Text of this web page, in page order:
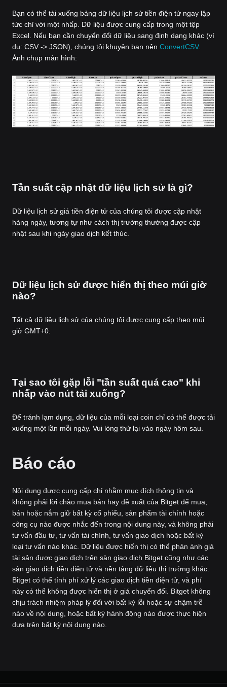
Bạn có thể tải xuống bảng dữ liệu lịch sử tiền điện tử ngay lập
tức chỉ với một nhấp. Dữ liệu được cung cấp trong một tệp
Excel. Nếu bạn cần chuyển đổi dữ liệu sang định dạng khác (ví
dụ: CSV -> JSON), chúng tôi khuyên bạn nên ConvertCSV.
Ảnh chụp màn hình:
Tần suất cập nhật dữ liệu lịch sử là gì?
Dữ liệu lịch sử giá tiền điện tử của chúng tôi được cập nhật
hàng ngày, tương tự như cách thị trường thường được cập
nhật sau khi ngày giao dịch kết thúc.
Dữ liệu lịch sử được hiển thị theo múi giờ
nào?
Tất cả dữ liệu lịch sử của chúng tôi được cung cấp theo múi
giờ GMT+0.
Tại sao tôi gặp lỗi "tần suất quá cao" khi
nhấp vào nút tải xuống?
Để tránh lạm dụng, dữ liệu của mỗi loại coin chỉ có thể được tải
xuống một lần mỗi ngày. Vui lòng thử lại vào ngày hôm sau.
Báo cáo
Nội dung được cung cấp chỉ nhằm mục đích thông tin và
không phải lời chào mua bán hay đề xuất của Bitget để mua,
bán hoặc nắm giữ bất kỳ cổ phiếu, sản phẩm tài chính hoặc
công cụ nào được nhắc đến trong nội dung này, và không phải
tư vấn đầu tư, tư vấn tài chính, tư vấn giao dịch hoặc bất kỳ
loại tư vấn nào khác. Dữ liệu được hiển thị có thể phản ánh giá
tài sản được giao dịch trên sàn giao dịch Bitget cũng như các
sàn giao dịch tiền điện tử và nền tảng dữ liệu thị trường khác.
Bitget có thể tính phí xử lý các giao dịch tiền điện tử, và phí
này có thể không được hiển thị ở giá chuyển đổi. Bitget không
chịu trách nhiệm pháp lý đối với bất kỳ lỗi hoặc sự chậm trễ
nào về nội dung, hoặc bất kỳ hành động nào được thực hiện
dựa trên bất kỳ nội dung nào.